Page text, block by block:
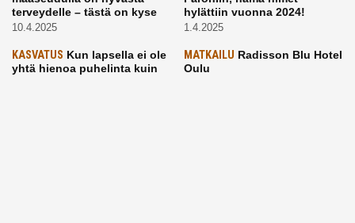
terveydelle – tästä on kyse
10.4.2025
hylättiin vuonna 2024!
1.4.2025
KASVATUS Kun lapsella ei ole
yhtä hienoa puhelinta kuin
MATKAILU Radisson Blu Hotel
Oulu